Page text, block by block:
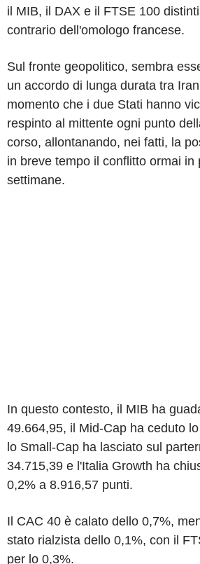
il MIB, il DAX e il FTSE 100
contrario dell'omologo francese.
Sul fronte geopolitico, sembra
un accordo di lunga durata tra
momento che i due Stati hanno
respinto al mittente ogni punto
corso, allontanando, nei fatti, la
in breve tempo il conflitto ormai in
settimane.
In questo contesto, il MIB ha
49.664,95, il Mid-Cap ha ceduto
lo Small-Cap ha lasciato sul
34.715,39 e l'Italia Growth ha
0,2% a 8.916,57 punti.
Il CAC 40 è calato dello 0,7%,
stato rialzista dello 0,1%, con il
per lo 0,3%.